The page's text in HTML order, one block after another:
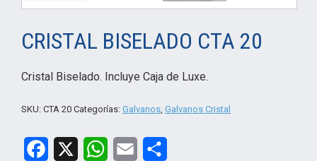
CRISTAL BISELADO CTA 20
Cristal Biselado. Incluye Caja de Luxe.
SKU: CTA 20 Categorías: Galvanos Galvanos Cristal
Facebook WhatsApp
Email